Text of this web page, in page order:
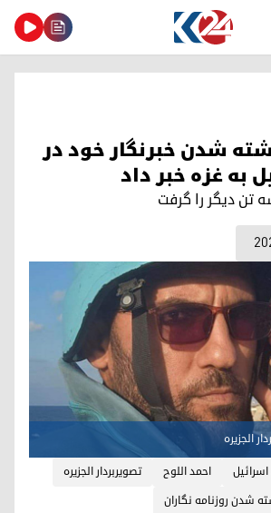
شدن خبرنگار خود در
به غزه خبر داد
تن دیگر را گرفت
الجزیره
احمد اللوح
تصویربردار الجزیره
شدن روزنامه نگاران